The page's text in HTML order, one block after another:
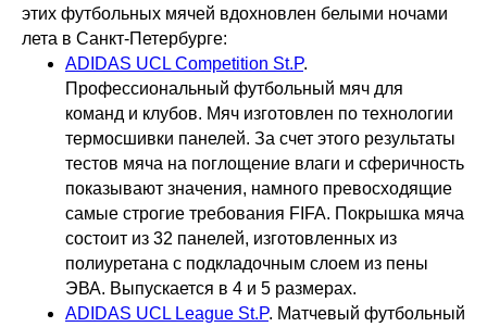
этих футбольных мячей вдохновлен белыми ночами
лета в Санкт-Петербурге:
ADIDAS UCL Competition St.P.
Профессиональный футбольный мяч для
команд и клубов. Мяч изготовлен по технологии
термосшивки панелей. За счет этого результаты
тестов мяча на поглощение влаги и сферичность
показывают значения, намного превосходящие
самые строгие требования FIFA. Покрышка мяча
состоит из 32 панелей, изготовленных из
полиуретана с подкладочным слоем из пены
ЭВА. Выпускается в 4 и 5 размерах.
ADIDAS UCL League St.P. Матчевый футбольный